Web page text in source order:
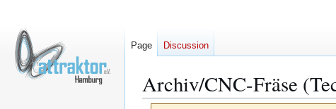
Archiv/CNC-Fräse
Page Discussion